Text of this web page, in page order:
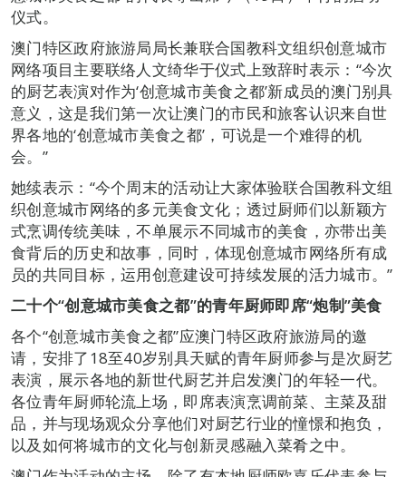
仪式。
澳门特区政府旅游局局长兼联合国教科文组织创意城市
网络项目主要联络人文绮华于仪式上致辞时表示：“今次
的厨艺表演对作为‘创意城市美食之都’新成员的澳门别具
意义，这是我们第一次让澳门的市民和旅客认识来自世
界各地的‘创意城市美食之都’，可说是一个难得的机
会。”
她续表示：“今个周末的活动让大家体验联合国教科文组
织创意城市网络的多元美食文化；透过厨师们以新颖方
式烹调传统美味，不单展示不同城市的美食，亦带出美
食背后的历史和故事，同时，体现创意城市网络所有成
员的共同目标，运用创意建设可持续发展的活力城市。”
二十个“创意城市美食之都”的青年厨师即席“炮制”美食
各个“创意城市美食之都”应澳门特区政府旅游局的邀
请，安排了18至40岁别具天赋的青年厨师参与是次厨艺
表演，展示各地的新世代厨艺并启发澳门的年轻一代。
各位青年厨师轮流上场，即席表演烹调前菜、主菜及甜
品，并与现场观众分享他们对厨艺行业的憧憬和抱负，
以及如何将城市的文化与创新灵感融入菜肴之中。